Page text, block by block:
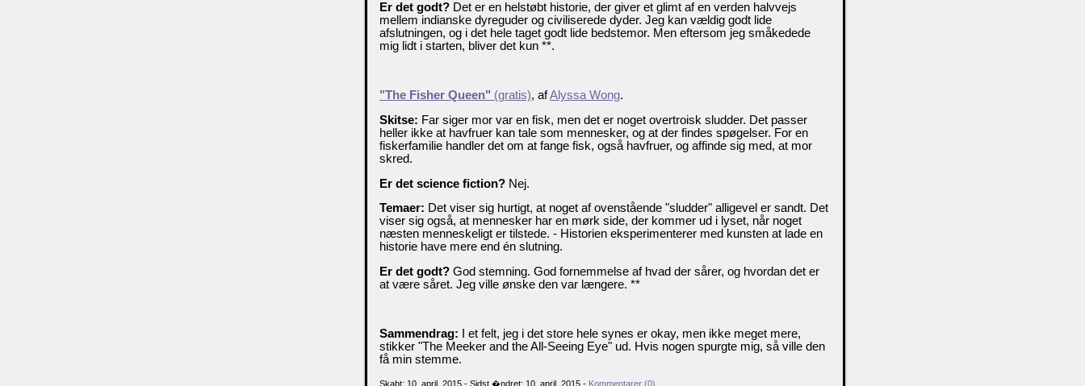
Er det godt? Det er en helstøbt historie, der giver et glimt af en verden halvvejs
mellem indianske dyreguder og civiliserede dyder. Jeg kan vældig godt lide
afslutningen, og i det hele taget godt lide bedstemor. Men eftersom jeg småkedede
mig lidt i starten, bliver det kun **.
"The Fisher Queen" (gratis), afAlyssa Wong.
Skitse: Far siger mor var en fisk, men det er noget overtroisk sludder. Det passer
heller ikke at havfruer kan tale som mennesker, og at der findes spøgelser. For en
fiskerfamilie handler det om at fange fisk, også havfruer, og affinde sig med, at mor
skred.
Er det science fiction? Nej.
Temaer: Det viser sig hurtigt, at noget af ovenstående "sludder" alligevel er sandt. Det
viser sig også, at mennesker har en mørk side, der kommer ud i lyset, når noget
næsten menneskeligt er tilstede. - Historien eksperimenterer med kunsten at lade en
historie have mere end én slutning.
Er det godt? God stemning. God fornemmelse af hvad der sårer, og hvordan det er
at være såret. Jeg ville ønske den var længere. **
Sammendrag: I et felt, jeg i det store hele synes er okay, men ikke meget mere,
stikker "The Meeker and the All-Seeing Eye" ud. Hvis nogen spurgte mig, så ville den
få min stemme.
Skabt: 10. april, 2015 - Sidst �ndret: 10. april, 2015 - Kommentarer (0)